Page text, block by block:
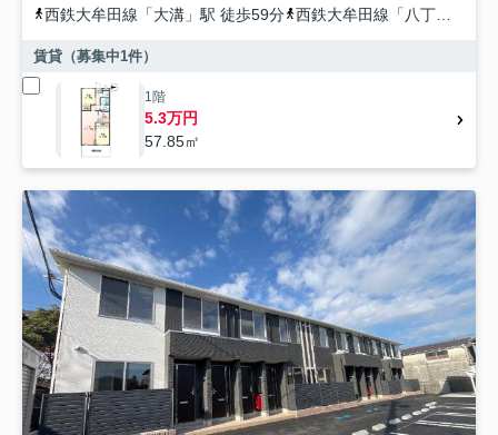
西鉄大牟田線 「大溝 」駅 徒歩59分 西鉄大牟田線 「 八丁牟田
賃貸（募集中1件）
1階
5.3万円
57.85㎡